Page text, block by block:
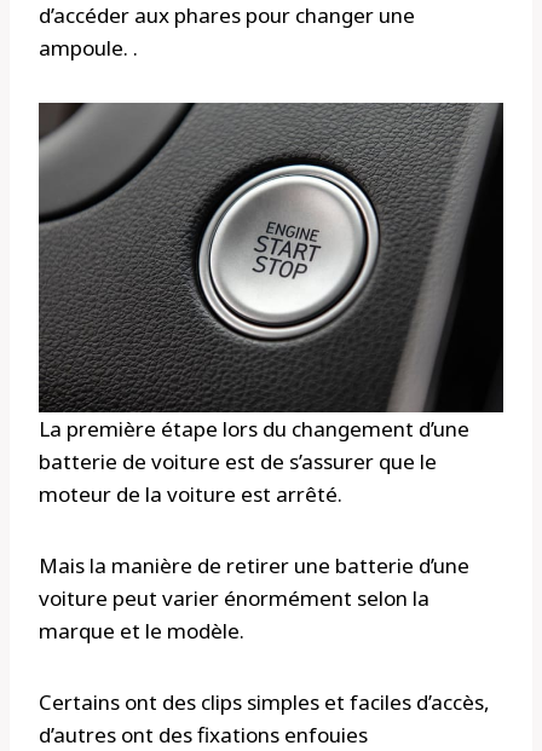
d’accéder aux phares pour changer une
ampoule. .
La première étape lors du changement d’une
batterie de voiture est de s’assurer que le
moteur de la voiture est arrêté.
Mais la manière de retirer une batterie d’une
voiture peut varier énormément selon la
marque et le modèle.
Certains ont des clips simples et faciles d’accès,
d’autres ont des fixations enfouies